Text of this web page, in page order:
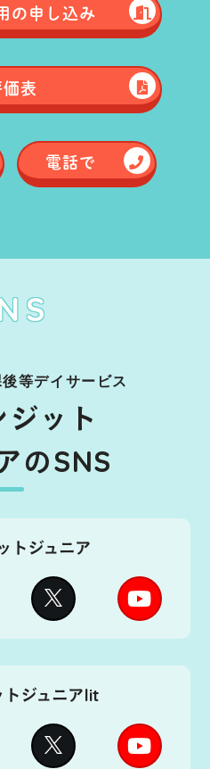
の申し込み
表
電話で
等デイサービス
ジット
のSNS
トジュニア
トジュニアlit